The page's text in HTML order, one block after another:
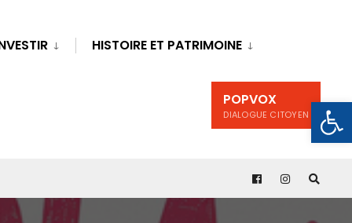
HISTOIRE ET PATRIMOINE
POPVOX
DIALOGUE CITOYEN